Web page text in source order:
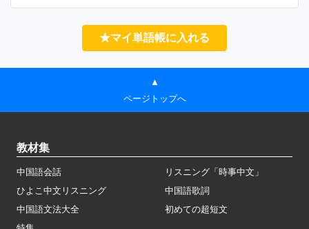
★マイ単語帳に入れる
▲
ページトップへ
教材集
中国語会話
リスニング「時事中文」
ひよこ中文リスニング
中国語歌詞
中国語文法大全
初めての超短文